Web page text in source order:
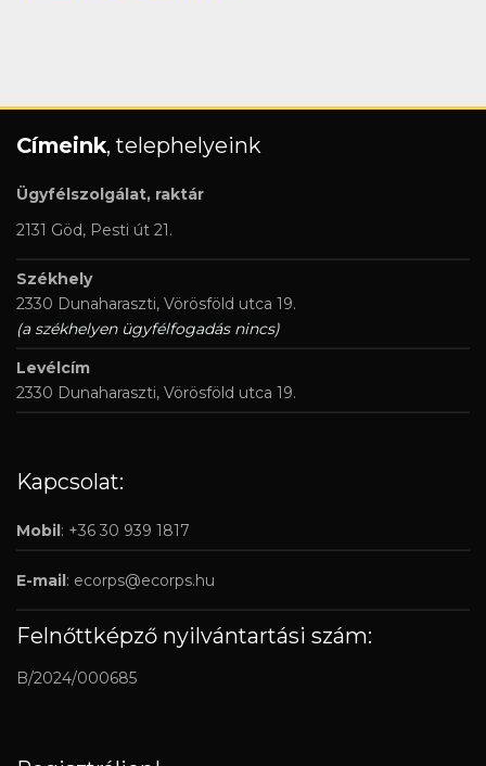
Címeink, telephelyeink
Ügyfélszolgálat, raktár
2131 Göd, Pesti út 21.
Székhely
2330 Dunaharaszti, Vörösföld utca 19.
(a székhelyen ügyfélfogadás nincs)
Levélcím
2330 Dunaharaszti, Vörösföld utca 19.
Kapcsolat:
Mobil: +36 30 939 1817
E-mail: ecorps@ecorps.hu
Felnőttképző nyilvántartási szám:
B/2024/000685